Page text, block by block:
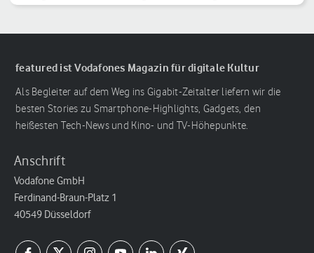
featured ist Vodafones Magazin für digitale Kultur
Als Begleiter auf dem Weg ins Gigabit-Zeitalter liefern wir die
besten Stories zu Smartphone-Highlights, Gadgets, den
heißesten Tech-News und Kino- und TV-Höhepunkte.
Anschrift
Vodafone GmbH
Ferdinand-Braun-Platz 1
40549 Düsseldorf